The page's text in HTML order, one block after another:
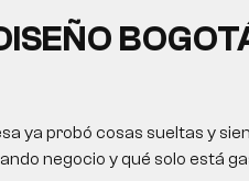
ya probó cosas sueltas y
negocio y qué solo está